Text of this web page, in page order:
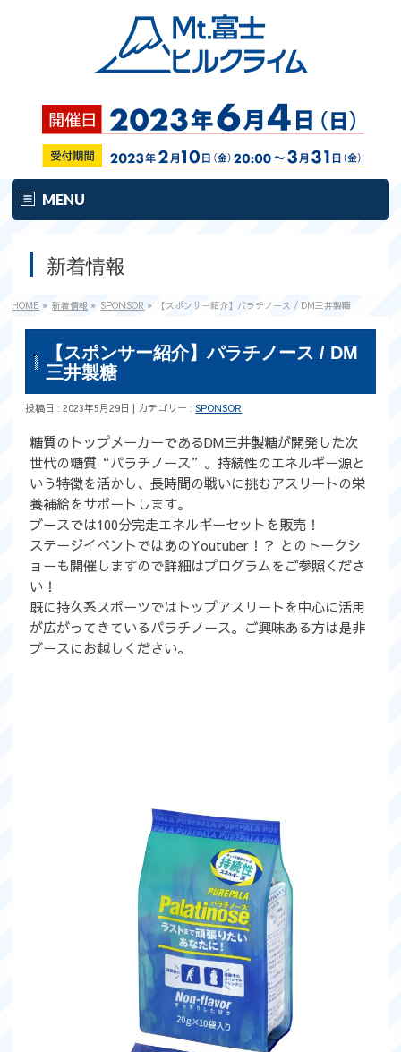
MENU
富士HCとは？
歴代記録
はじめて参加する方へ
コース&アクセス
お申し込み
FAQ
公式グッズ
EXPO2023
新着情報
HOME » 新着情報 » SPONSOR » 【スポンサー紹介】パラチノース / DM三井製糖
【スポンサー紹介】パラチノース / DM
三井製糖
投稿日 : 2023年5月29日 | カテゴリー :SPONSOR
糖質のトップメーカーであるDM三井製糖が開発した次
世代の糖質“パラチノース”。持続性のエネルギー源と
いう特徴を活かし、長時間の戦いに挑むアスリートの栄
養補給をサポートします。
ブースでは100分完走エネルギーセットを販売！
ステージイベントではあのYoutuber！？ とのトークシ
ョーも開催しますので詳細はプログラムをご参照くださ
い！
既に持久系スポーツではトップアスリートを中心に活用
が広がってきているパラチノース。ご興味ある方は是非
ブースにお越しください。